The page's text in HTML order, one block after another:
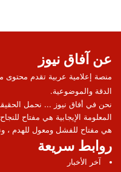
عن آفاق نيوز
منصة إعلامية عربية تقدم محتوى
الدقة والموضوعية.
نحن في أفاق نيوز ... نحمل
المعلومة الإيجابية هي مفتاح
هي مفتاح للفشل ومعول للهدم ،
روابط سريعة
آخر الأخبار